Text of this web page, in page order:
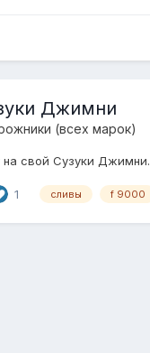
Джимни
(всех марок)
на свой Сузуки Джимни.
1 сливы f 9000